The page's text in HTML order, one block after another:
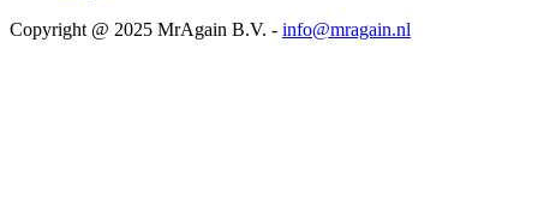
Copyright @ 2025 MrAgain B.V. - info@mragain.nl